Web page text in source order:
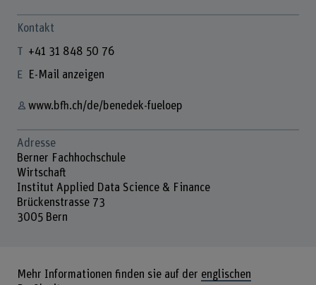
Kontakt
+41 31 848 50 76
E-Mail anzeigen
www.bfh.ch/de/benedek-fueloep
Adresse
Berner Fachhochschule
Wirtschaft
Institut Applied Data Science & Finance
Brückenstrasse 73
3005 Bern
Mehr Informationen finden sie auf der englischen